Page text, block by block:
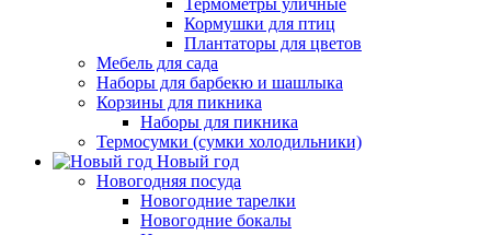
Термометры уличные
Кормушки для птиц
Плантаторы для цветов
Мебель для сада
Наборы для барбекю и шашлыка
Корзины для пикника
Наборы для пикника
Термосумки (сумки холодильники)
Новый год
Новогодняя посуда
Новогодние тарелки
Новогодние бокалы